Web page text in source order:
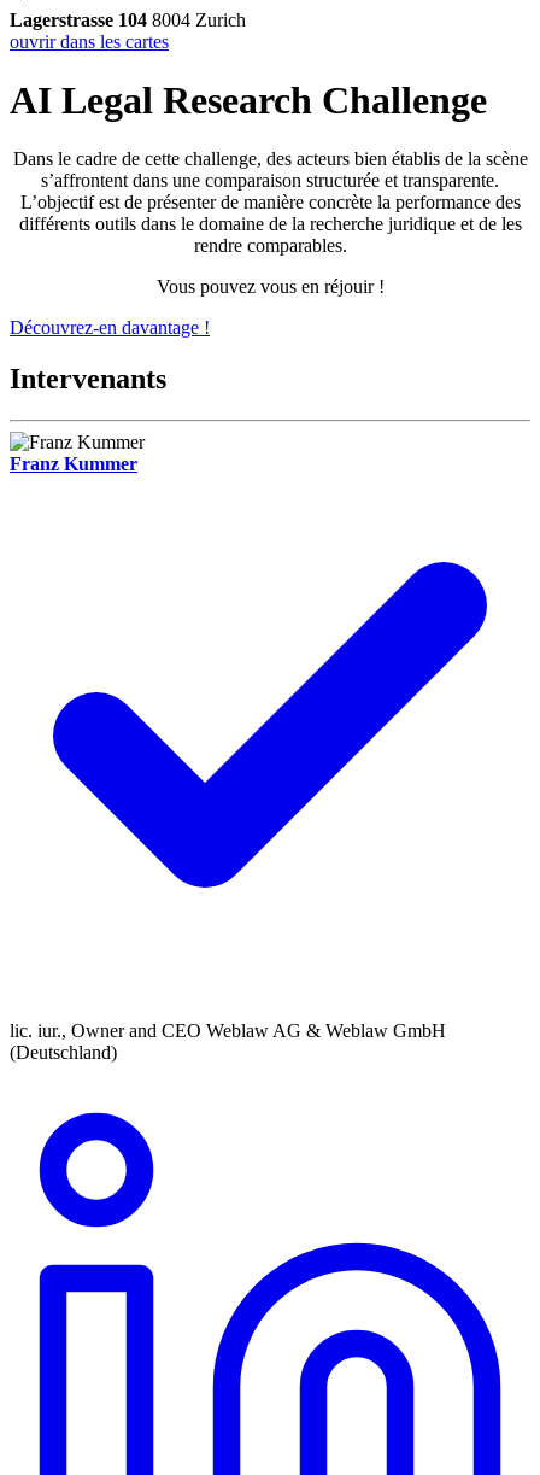
Lagerstrasse 104 8004 Zurich
ouvrir dans les cartes
AI Legal Research Challenge
Dans le cadre de cette challenge, des acteurs bien établis de la scène
s’affrontent dans une comparaison structurée et transparente.
L’objectif est de présenter de manière concrète la performance des
différents outils dans le domaine de la recherche juridique et de les
rendre comparables.
Vous pouvez vous en réjouir !
Découvrez-en davantage !
Intervenants
Franz Kummer
lic. iur., Owner and CEO Weblaw AG & Weblaw GmbH
(Deutschland)